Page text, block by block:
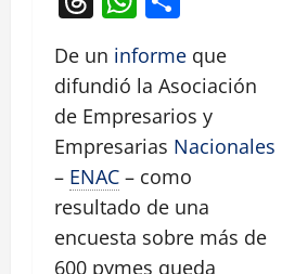
De un informe que
difundió la Asociación
de Empresarios y
Empresarias Nacionales
– ENAC – como
resultado de una
encuesta sobre más de
600 pymes queda